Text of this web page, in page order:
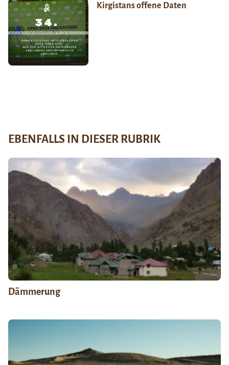
Kirgistans offene Daten
EBENFALLS IN DIESER RUBRIK
Dämmerung